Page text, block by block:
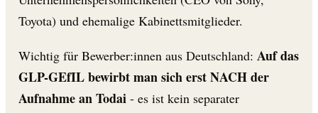
Toyota) und ehemalige Kabinettsmitglieder.
Wichtig für Bewerber:innen aus Deutschland: Auf das
GLP-GEfIL bewirbt man sich erst NACH der
Aufnahme an Todai - es ist kein separater